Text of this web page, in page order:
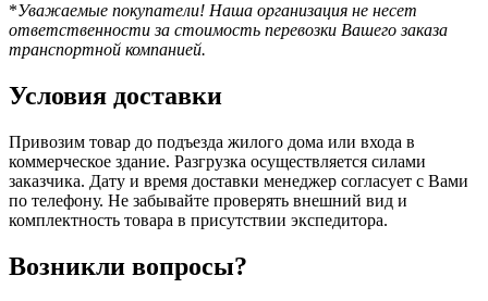
*Уважаемые покупатели! Наша организация не несет
ответственности за стоимость перевозки Вашего заказа
транспортной компанией.
Условия доставки
Привозим товар до подъезда жилого дома или входа в
коммерческое здание. Разгрузка осуществляется силами
заказчика. Дату и время доставки менеджер согласует с Вами
по телефону. Не забывайте проверять внешний вид и
комплектность товара в присутствии экспедитора.
Возникли вопросы?